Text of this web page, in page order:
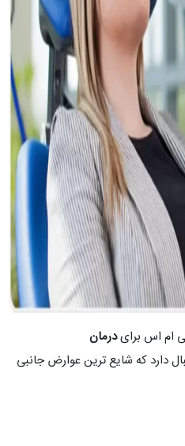
ام اس برایدرمان
دارد که شایع ترین عوارض جانبی